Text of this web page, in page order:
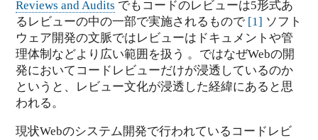
Reviews and Audits でもコードのレビューは5形式あ
るレビューの中の一部で実施されるもので [1] ソフト
ウェア開発の文脈ではレビューはドキュメントや管
理体制などより広い範囲を扱う 。ではなぜWebの開
発においてコードレビューだけが浸透しているのか
というと、レビュー文化が浸透した経緯にあると思
われる。
現状Webのシステム開発で行われているコードレビ